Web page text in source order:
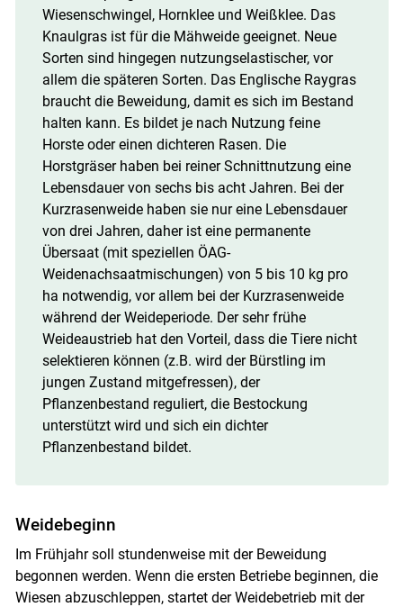
Wiesenschwingel, Hornklee und Weißklee. Das
Knaulgras ist für die Mähweide geeignet. Neue
Sorten sind hingegen nutzungselastischer, vor
allem die späteren Sorten. Das Englische Raygras
braucht die Beweidung, damit es sich im Bestand
halten kann. Es bildet je nach Nutzung feine
Horste oder einen dichteren Rasen. Die
Horstgräser haben bei reiner Schnittnutzung eine
Lebensdauer von sechs bis acht Jahren. Bei der
Kurzrasenweide haben sie nur eine Lebensdauer
von drei Jahren, daher ist eine permanente
Übersaat (mit speziellen ÖAG-
Weidenachsaatmischungen) von 5 bis 10 kg pro
ha notwendig, vor allem bei der Kurzrasenweide
während der Weideperiode. Der sehr frühe
Weideaustrieb hat den Vorteil, dass die Tiere nicht
selektieren können (z.B. wird der Bürstling im
jungen Zustand mitgefressen), der
Pflanzenbestand reguliert, die Bestockung
unterstützt wird und sich ein dichter
Pflanzenbestand bildet.
Weidebeginn
Im Frühjahr soll stundenweise mit der Beweidung
begonnen werden. Wenn die ersten Betriebe beginnen, die
Wiesen abzuschleppen, startet der Weidebetrieb mit der